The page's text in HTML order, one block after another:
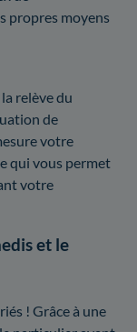
propres moyens
relève du
de
votre
qui vous permet
votre
et le
! Grâce à une